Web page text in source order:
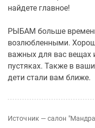
найдете главное!
РЫБАМ больше
возлюбленными.
важных для вас вещах
пустяках. Также в
дети стали вам ближе.
Источник — салон